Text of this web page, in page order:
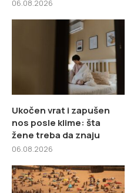
06.08.2026
Ukočen vrat i zapušen
nos posle klime: šta
žene treba da znaju
06.08.2026